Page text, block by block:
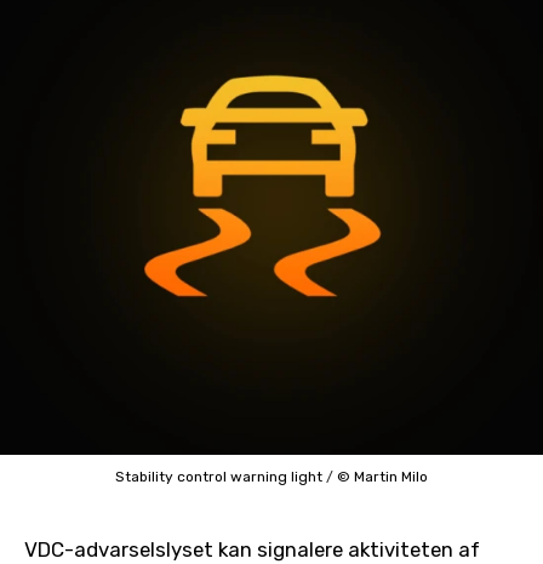
Stability control warning light / © Martin Milo
VDC-advarselslyset kan signalere aktiviteten af ​​